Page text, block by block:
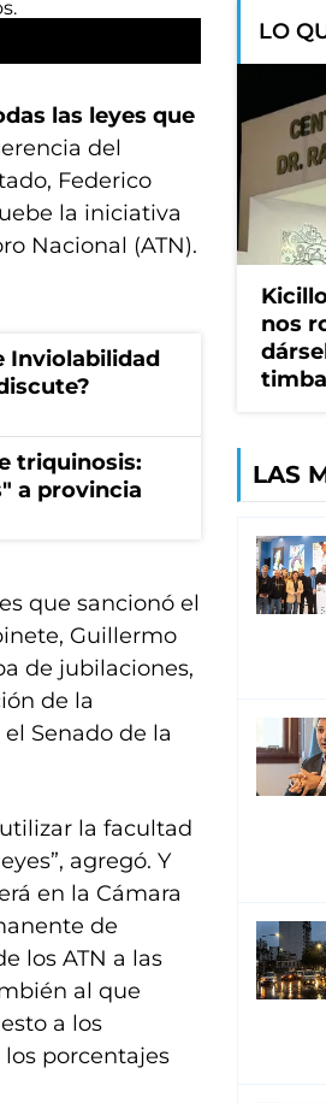
las leyes que
del
Federico
la iniciativa
Nacional (ATN).
Inviolabilidad
triquinosis:
a provincia
que sancionó el
Guillermo
de jubilaciones,
de la
Senado de la
la facultad
agregó. Y
en la Cámara
de
los ATN a las
al que
a los
porcentajes
LO
nos
LAS